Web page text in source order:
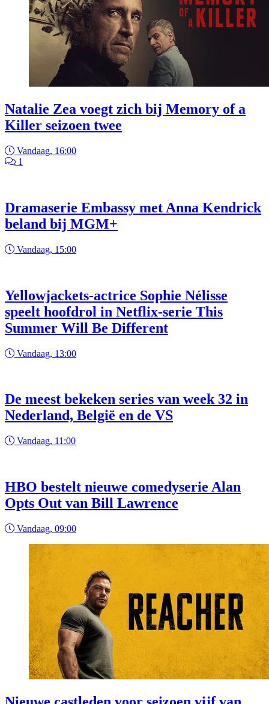
Natalie Zea voegt zich bij Memory of a
Killer seizoen twee
Vandaag, 16:00
1
Dramaserie Embassy met Anna Kendrick
beland bij MGM+
Vandaag, 15:00
Yellowjackets-actrice Sophie Nélisse
speelt hoofdrol in Netflix-serie This
Summer Will Be Different
Vandaag, 13:00
De meest bekeken series van week 32 in
Nederland, België en de VS
Vandaag, 11:00
HBO bestelt nieuwe comedyserie Alan
Opts Out van Bill Lawrence
Vandaag, 09:00